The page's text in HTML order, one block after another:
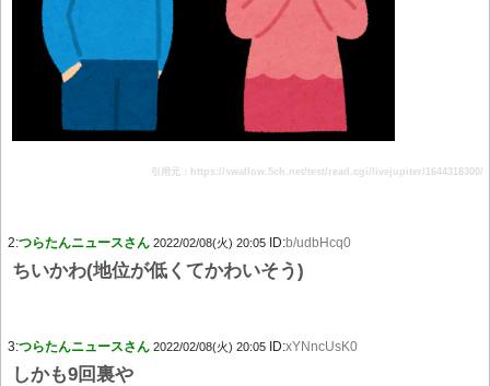
引用元：https://swallow.5ch.net/test/read.cgi/livejupiter/1644318300/
2:つらたんニュースさん 2022/02/08(火) 20:05 ID:b/udbHcq0
ちいかわ(地位が低くてかわいそう)
3:つらたんニュースさん 2022/02/08(火) 20:05 ID:xYNncUsK0
しかも9回裏や